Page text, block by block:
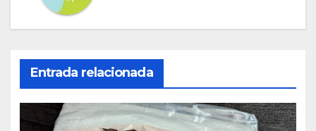
Entrada relacionada